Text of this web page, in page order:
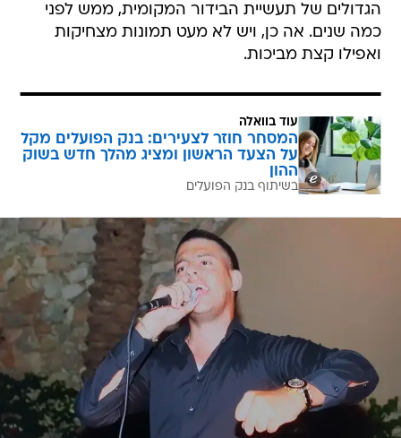
הגדולים של תעשיית הבידור המקומית, ממש לפני
כמה שנים. אה כן, ויש לא מעט תמונות מצחיקות
ואפילו קצת מביכות.
עוד בוואלה
המסחר חוזר לצעירים: בנק הפועלים מקל
על הצעד הראשון ומציג מהלך חדש בשוק
ההון
בשיתוף בנק הפועלים